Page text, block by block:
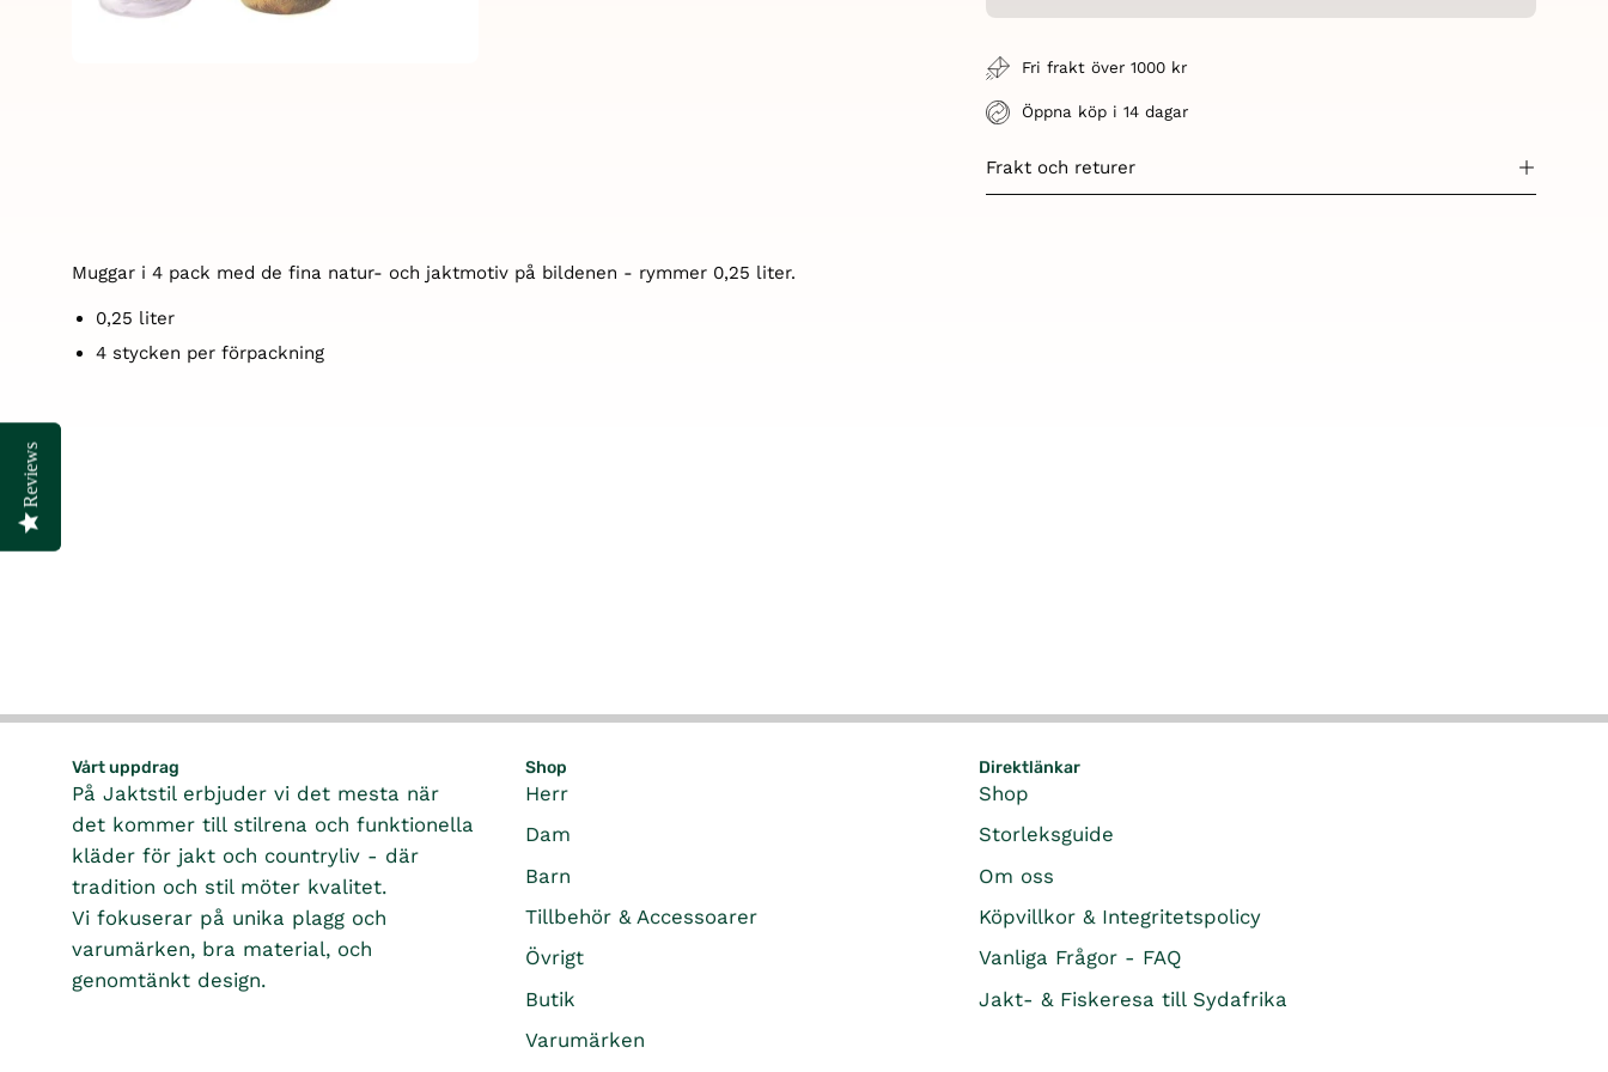
Reviews
Fri frakt över 1000 kr
Öppna köp i 14 dagar
Frakt och returer
Muggar i 4 pack med de fina natur- och jaktmotiv på bildenen - rymmer 0,25 liter.
0,25 liter
4 stycken per förpackning
Vårt uppdrag
På Jaktstil erbjuder vi det mesta när
det kommer till stilrena och funktionella
kläder för jakt och countryliv - där
tradition och stil möter kvalitet.
Vi fokuserar på unika plagg och
varumärken, bra material, och
genomtänkt design.
Shop
Herr
Dam
Barn
Tillbehör & Accessoarer
Övrigt
Butik
Varumärken
Direktlänkar
Shop
Storleksguide
Om oss
Köpvillkor & Integritetspolicy
Vanliga Frågor - FAQ
Jakt- & Fiskeresa till Sydafrika
Reviews